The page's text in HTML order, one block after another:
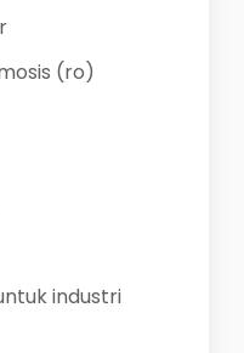
(ro)
industri